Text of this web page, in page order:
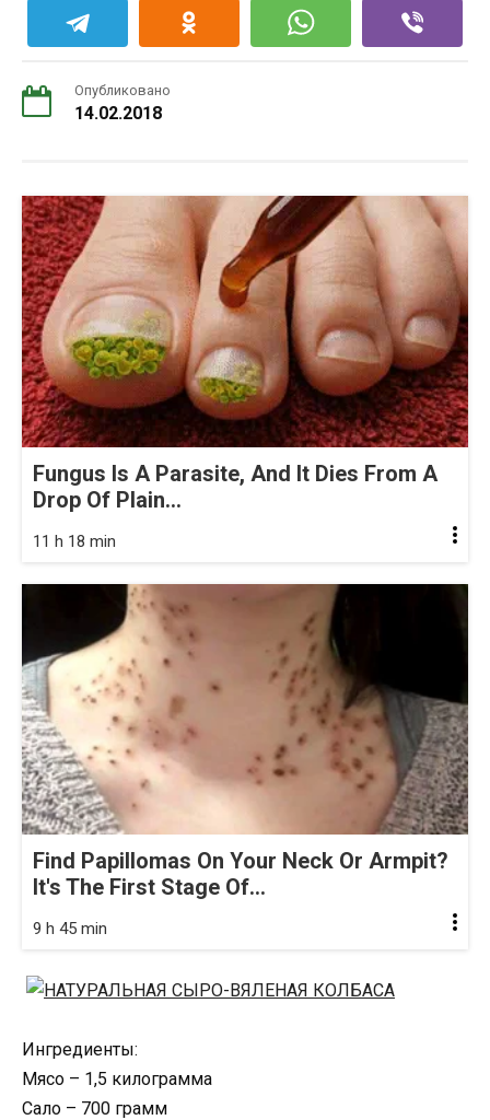
Опубликовано
14.02.2018
Fungus Is A Parasite, And It Dies From A
Drop Of Plain...
11 h 18 min
Find Papillomas On Your Neck Or Armpit?
It's The First Stage Of...
9 h 45 min
Ингредиенты:
Мясо – 1,5 килограмма
Сало – 700 грамм